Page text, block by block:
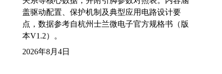
盖驱动配置、保护机制及典型应用电路设计要
点，数据参考自杭州士兰微电子官方规格书（版
本V1.2）。
2026年8月4日